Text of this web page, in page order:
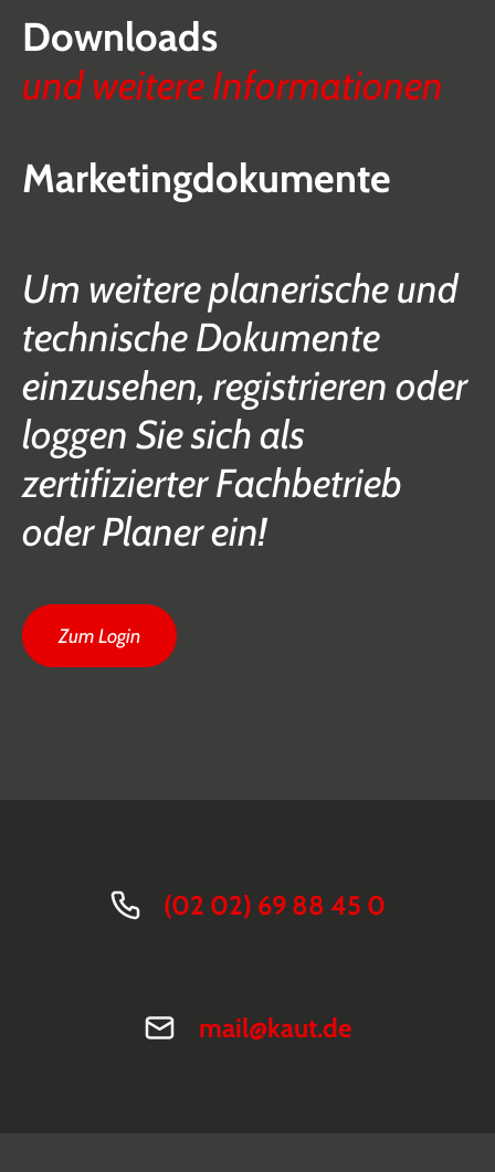
Downloads
und weitere Informationen
Marketingdokumente
Um weitere planerische und
technische Dokumente
einzusehen, registrieren oder
loggen Sie sich als
zertifizierter Fachbetrieb
oder Planer ein!
Zum Login
(02 02) 69 88 45 0
mail@kaut.de